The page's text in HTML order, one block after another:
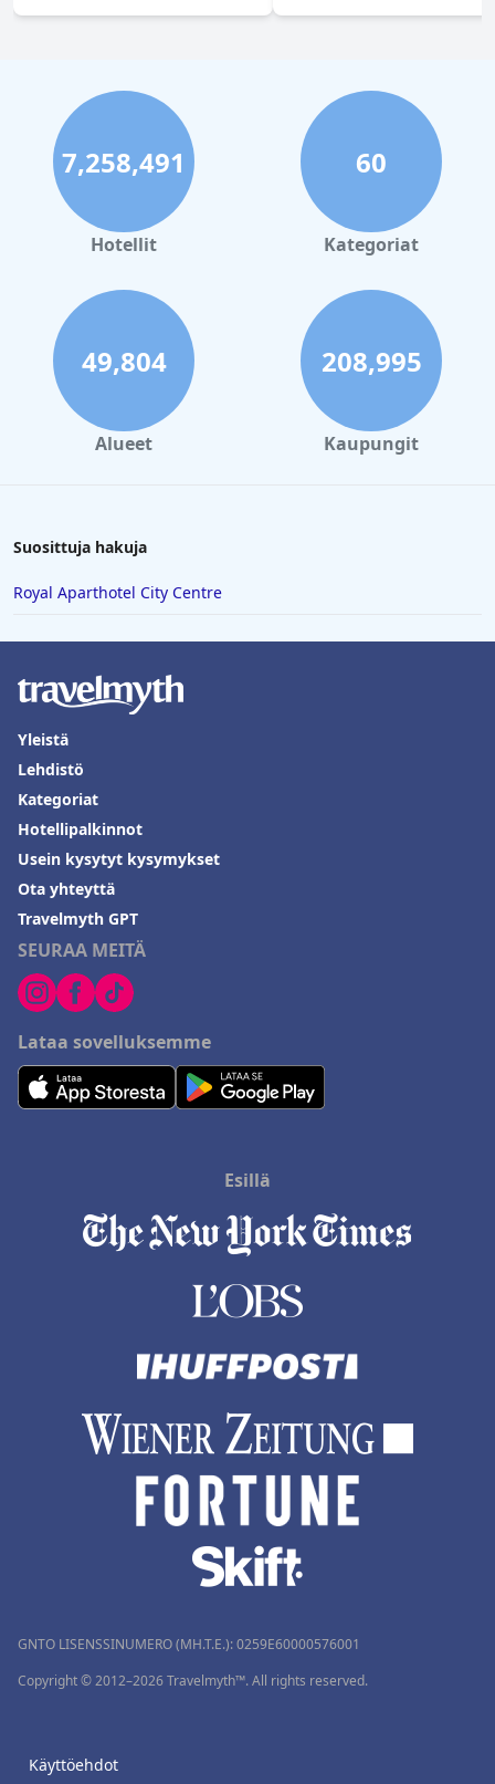
7,258,491
Hotellit
60
Kategoriat
49,804
Alueet
208,995
Kaupungit
Suosittuja hakuja
Royal Aparthotel City Centre
SEURAA MEITÄ
Lataa sovelluksemme
Yleistä
Lehdistö
Kategoriat
Hotellipalkinnot
Usein kysytyt kysymykset
Ota yhteyttä
Travelmyth GPT
Esillä
GNTO LISENSSINUMERO (MH.T.E.): 0259Ε60000576001
Copyright © 2012–2026 Travelmyth™. All rights reserved.
Käyttöehdot